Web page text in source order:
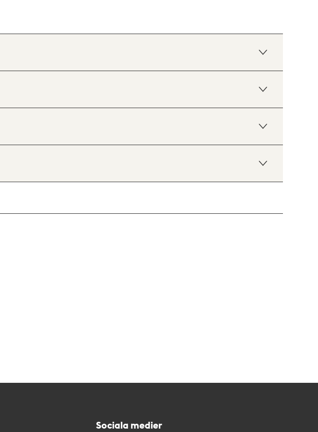
Sociala medier